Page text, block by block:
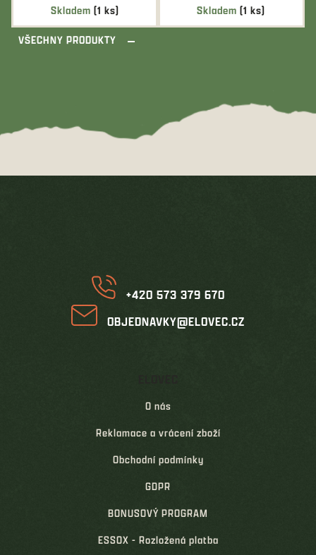
Skladem (1 ks) Skladem(1 ks)
VŠECHNY PRODUKTY
+420 573 379 670
OBJEDNAVKY@ELOVEC.CZ
O nás
Reklamace a vrácení zboží
Obchodní podmínky
GDPR
BONUSOVÝ PROGRAM
ESSOX - Rozložená platba